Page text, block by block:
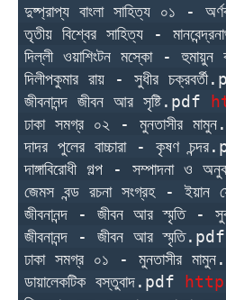
দুষ্প্রাপ্য বাংলা সাহিত্য ০১ -
তৃতীয় বিশ্বের সাহিত্য -
দিল্লী ওয়াশিংটন মস্কো -
দিলীপকুমার রায় - সুধীর
জীবনানন্দ জীবন আর সৃষ্টি.pdf
ঢাকা সমগ্র ০২ - মুনতাসীর
দাদর পুলের বাচ্চারা - কৃষণ
দাঙ্গাবিরোধী গল্প - সম্পাদনা ও
জেমস বন্ড রচনা সংগ্রহ -
জীবনানন্দ - জীবন আর স্মৃতি -
জীবনানন্দ - জীবন আর স্মৃতি.pdf
ঢাকা সমগ্র ০১ - মুনতাসীর
ডায়ালেকটিক বস্তুবাদ.pdf